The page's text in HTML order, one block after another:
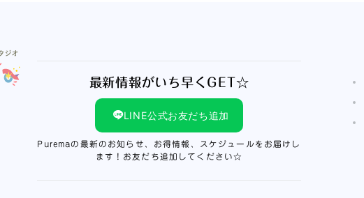
最新情報がいち早くGET☆
LINE公式お友だち追加
Puremaの最新のお知らせ、お得情報、スケジュールをお届けし
ます！お友だち追加してください☆